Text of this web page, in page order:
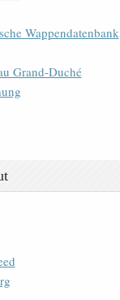
Wappendatenbank
Grand-Duché